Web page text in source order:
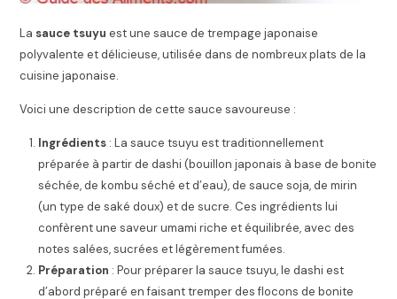
La sauce tsuyu est une sauce de trempage japonaise
polyvalente et délicieuse, utilisée dans de nombreux plats de la
cuisine japonaise.
Voici une description de cette sauce savoureuse :
Ingrédients : La sauce tsuyu est traditionnellement
préparée à partir de dashi (bouillon japonais à base de bonite
séchée, de kombu séché et d’eau), de sauce soja, de mirin
(un type de saké doux) et de sucre. Ces ingrédients lui
confèrent une saveur umami riche et équilibrée, avec des
notes salées, sucrées et légèrement fumées.
Préparation : Pour préparer la sauce tsuyu, le dashi est
d’abord préparé en faisant tremper des flocons de bonite